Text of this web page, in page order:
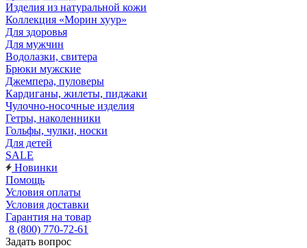
Изделия из натуральной кожи
Коллекция «Морин хуур»
Для здоровья
Для мужчин
Водолазки, свитера
Брюки мужские
Джемпера, пуловеры
Кардиганы, жилеты, пиджаки
Чулочно-носочные изделия
Гетры, наколенники
Гольфы, чулки, носки
Для детей
SALE
Новинки
Помощь
Условия оплаты
Условия доставки
Гарантия на товар
8 (800) 770-72-61
Задать вопрос